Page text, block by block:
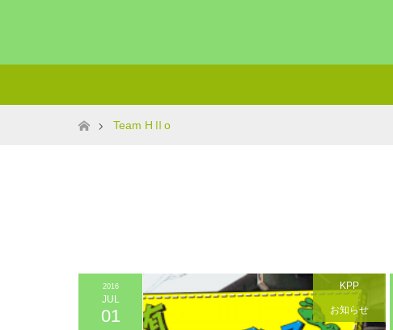
ホームTeam HⅡo
2016
JUL
01
KPP
お知らせ